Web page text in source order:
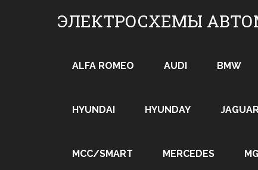
ЭЛЕКТРОСХЕМЫ
ALFA ROMEO AUDI BMW
HYUNDAI HYUNDAY
MCC/SMART MERCEDES MG